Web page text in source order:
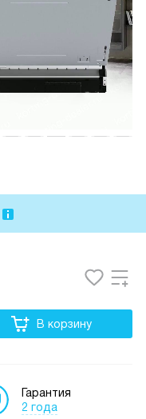
В корзину
Гарантия
2 года